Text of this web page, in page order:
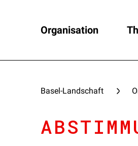
Organisation
Basel-Landschaft